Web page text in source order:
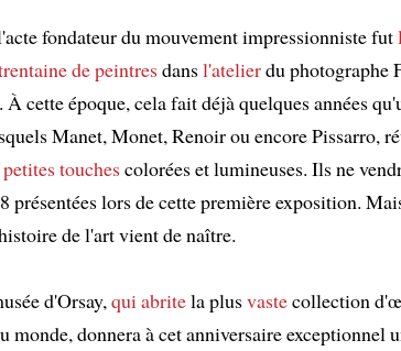
fondateur du mouvement impressionniste fut
de peintresdansl'atelierdu photographe
À cette époque, cela fait déjà quelques années
Manet, Monet, Renoir ou encore Pissarro,
touchescolorées et lumineuses. Ils ne
présentées lors de cette première exposition.
de l'art vient de naître.
d'Orsay, qui abritela plusvastecollection
monde, donnera à cet anniversaire exceptionnel